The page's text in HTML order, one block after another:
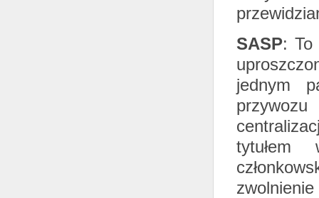
SASP: To
jednym
tytułem